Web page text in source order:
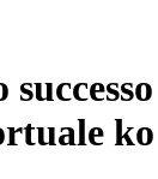
ko